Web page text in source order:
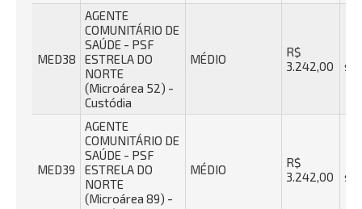
MED38
AGENTE
COMUNITÁRIO DE
SAÚDE - PSF
ESTRELA DO
NORTE
(Microárea 52) -
Custódia
MÉDIO
R$
3.242,00
MED39
AGENTE
COMUNITÁRIO DE
SAÚDE - PSF
ESTRELA DO
NORTE
(Microárea 89) -
MÉDIO
R$
3.242,00